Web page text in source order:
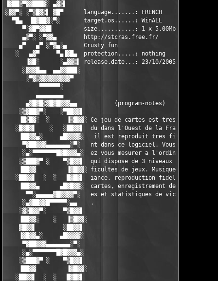
▐▓██▒▀▓▓███▓░ ▄▓▒▌                                            ▐▒▓▄
░▓▓▀░ ░▀▒█▓▒▌ ▓█▀      language.......: FRENCH
▀█▄  ▐█▓██▓░▀░       target.os......: WinALL
▀░▓█▀▓▓█▌         size...........: 1 x 5.00Mb =  5.00Mb
▄▒▀░ ░▀▓▓▄        http://stcras.free.fr/
▄▀   ▄▀ ░▀▓▄░▄     Crusty fun
░   ▄▓▀     ▀▄▐▓█▄  protection.....: nothing
▐▓█░      ░▄▓▓▒▌ release.date...: 23/10/2005
░▓▓▓█▄▄  ▄▄▓▓███░
░▀▓▒▓▓▓▓▓▓▓▓▓▀
▀▀▀▀▀▀░
▄▄▄▄▄▄▄▄
▄▓█▓█▒▓█▓█▓▓▓▄▄           (program-notes)
░▒▓██▓▀░    ░▀██▓▓▌
▐█▒█▓░  ░     ▐▒█▓▓░ Ce jeu de cartes est tres repan
░█▓█▓▌    ░   ░██▓▓▌  du dans l'Ouest de la France et
▐██▓▓▄░     ▄█▓▓▓▓░   il est reproduit tres fideleme
▀▓██▓▓▓▄▄▄▄▄▄▄░▀░   nt dans ce logiciel. Vous pourr
░▄░▀▀▀▀▀▀▀█▓█▓▓▓▄░  ez vous mesurer a l'ordinateur
░▒███▓▀ ░    ▀▒█▓▓▌  qui dispose de 3 niveaux de dif
▐██▓▓         ▐▓█▓▓░ ficultes de jeux. Musique d'amb
░██▓▓▌  ░  ░   █▓█▓▌  iance, reproduction fidele des
▐██▓▓▄      ▄█▓█▓▓░  cartes, enregistrement des scor
▀▀░▄▄▄▄▄▓█▓▓▓▓▀░   es et statistiques de victoires
░▄▓██▓▓█▀▀▀▀▀░▄▄    .
░▓▒█▓▓▀░     ▀▒█▓▓▌
▐██▓▓░    ░   ▐▒█▓▓░
▓█▓▓▌        ░██▓▓▌
▐▓█▓▓▄░     ▄█▓▓▓▓░
▀▓██▓▓▓▄▄▄▄▄▄▄░▀░
░▄░▀▀▀▀▀▀▀█▓█▓▓▓▄░
░▒███▓▀ ░    ▀▒█▓▓▌
▐██▓▓         ▐▓█▓▓░
░██▓▓▌  ░  ░   █▓█▓▌